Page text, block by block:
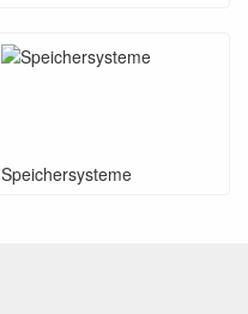
Speichersysteme